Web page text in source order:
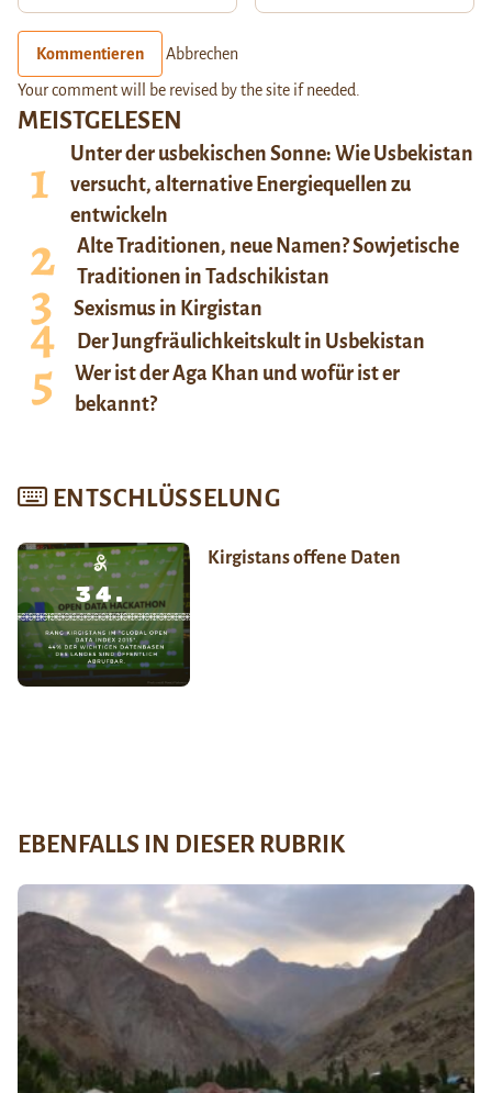
MEISTGELESEN
Unter der usbekischen Sonne: Wie Usbekistan
versucht, alternative Energiequellen zu
entwickeln
Alte Traditionen, neue Namen? Sowjetische
Traditionen in Tadschikistan
Sexismus in Kirgistan
Der Jungfräulichkeitskult in Usbekistan
Wer ist der Aga Khan und wofür ist er
bekannt?
ENTSCHLÜSSELUNG
Kirgistans offene Daten
Kommentieren Abbrechen
Your comment will be revised by the site if needed.
EBENFALLS IN DIESER RUBRIK